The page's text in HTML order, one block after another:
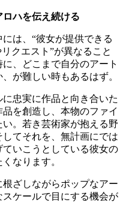
ハを伝え続ける
は、“彼女が提供できる
クエスト”が異なること
、どこまで自分のアート
が難しい時もあるはず。
忠実に作品と向き合いた
を創造し、本物のファイ
。若き芸術家が抱える野
てそれを、無計画にでは
いこうとしている彼女の
なります。
ざしながらポップなアー
スケールで目にする機会が